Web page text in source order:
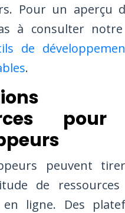
Pour un aperçu
à consulter
de
.
peuvent
de
ligne. Des